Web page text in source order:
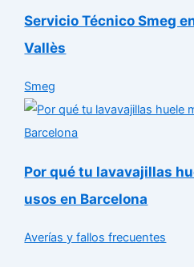
Servicio Técnico Smeg
Vallès
Smeg
Por qué tu lavavajillas
usos en Barcelona
Averías y fallos frecuentes